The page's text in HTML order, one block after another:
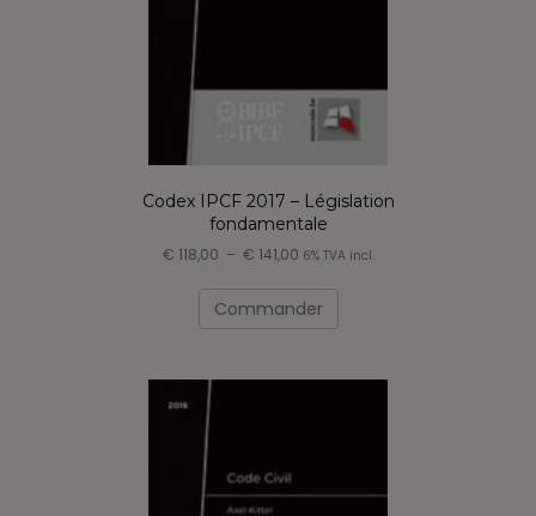
Codex IPCF 2017 – Législation
fondamentale
€ 118,00 – € 141,00Plage
prix :
€ 118,00
à
6% TVA incl.
Commander
a
variations.
choisies